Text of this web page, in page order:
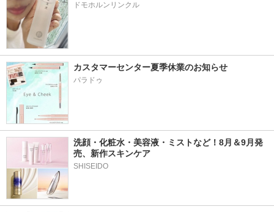
ドモホルンリンクル
カスタマーセンター夏季休業のお知らせ
パラドゥ
洗顔・化粧水・美容液・ミストなど！8月＆9月発
売、新作スキンケア